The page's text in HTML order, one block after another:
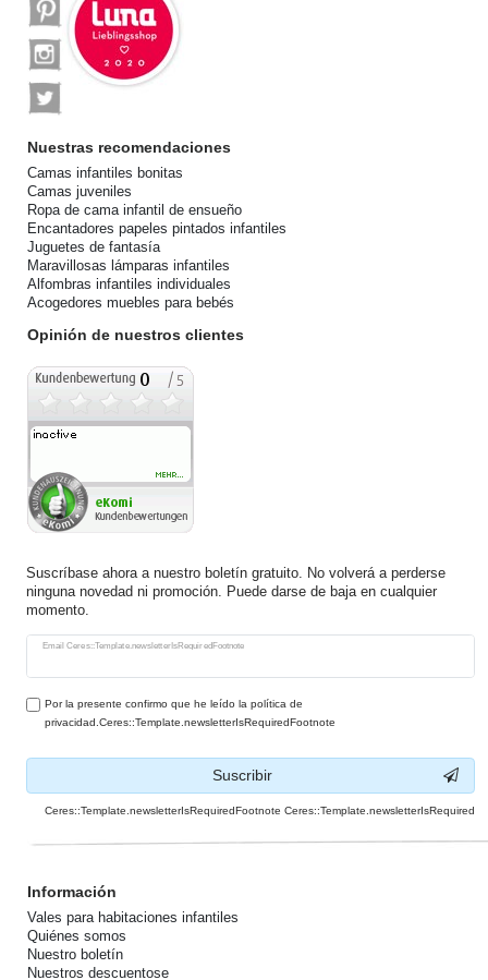
Nuestras recomendaciones
Camas infantiles bonitas
Camas juveniles
Ropa de cama infantil de ensueño
Encantadores papeles pintados infantiles
Juguetes de fantasía
Maravillosas lámparas infantiles
Alfombras infantiles individuales
Acogedores muebles para bebés
Opinión de nuestros clientes
Suscríbase ahora a nuestro boletín gratuito. No volverá a perderse
ninguna novedad ni promoción. Puede darse de baja en cualquier
momento.
Email Ceres::Template.newsletterIsRequiredFootnote
Ceres::Template.newsletterHoneypotLabel
Por la presente confirmo que he leído la política de
privacidad.Ceres::Template.newsletterIsRequiredFootnote
Suscribir
Ceres::Template.newsletterIsRequiredFootnote Ceres::Template.newsletterIsRequired
Información
Vales para habitaciones infantiles
Quiénes somos
Nuestro boletín
Nuestros descuentose